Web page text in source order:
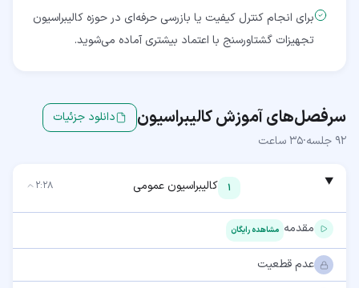
برای انجام کنترل کیفیت یا بازرسی حرفه‌ای در حوزه کالیبراسیون
تجهیزات گشتاورسنج با اعتماد بیشتری آماده می‌شوید.
سرفصل‌های آموزشکالیبراسیون
دانلود جزئیات
92 جلسه·35 ساعت
1 کالیبراسیون عمومی 2:28
مقدمه مشاهده رایگان
عدم قطعیت